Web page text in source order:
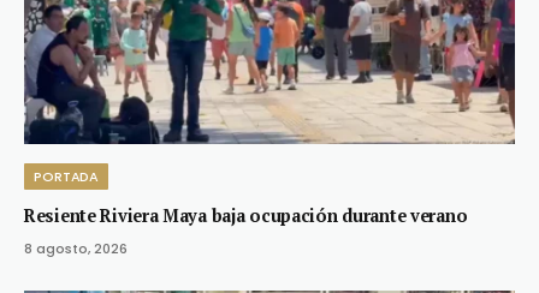
PORTADA
Resiente Riviera Maya baja ocupación durante verano
8 agosto, 2026